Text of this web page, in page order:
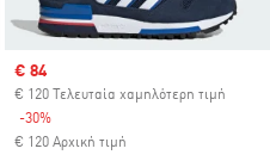
Sale price
€ 84
€ 120 Τελευταία χαμηλότερη τιμή
-30%
€ 120 Αρχική τιμή